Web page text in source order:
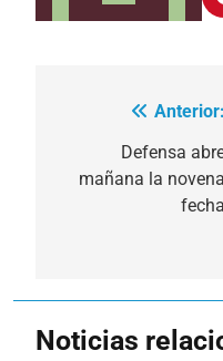
Navegación
Anterior:
Defensa
mañana la novena
fecha
Noticias